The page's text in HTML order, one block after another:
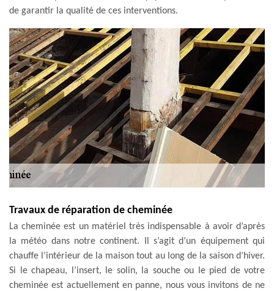
de garantir la qualité de ces interventions.
Travaux de réparation de cheminée
La cheminée est un matériel très indispensable à avoir d’après
la météo dans notre continent. Il s’agit d’un équipement qui
chauffe l’intérieur de la maison tout au long de la saison d’hiver.
Si le chapeau, l’insert, le solin, la souche ou le pied de votre
cheminée est actuellement en panne, nous vous invitons de ne